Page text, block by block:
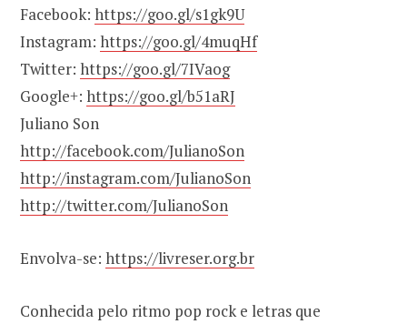
Facebook: https://goo.gl/s1gk9U
Instagram: https://goo.gl/4muqHf
Twitter: https://goo.gl/7IVaog
Google+: https://goo.gl/b51aRJ
Juliano Son
http://facebook.com/JulianoSon
http://instagram.com/JulianoSon
http://twitter.com/JulianoSon
Envolva-se: https://livreser.org.br
Conhecida pelo ritmo pop rock e letras que